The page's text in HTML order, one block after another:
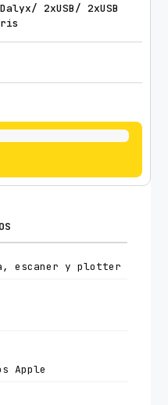
2xUSB/ 2xUSB
escaner y plotter
Apple